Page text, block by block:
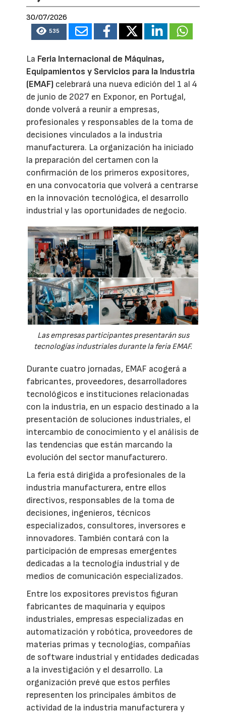
30/07/2026
535
La Feria Internacional de Máquinas,
Equipamientos y Servicios para la Industria
(EMAF) celebrará una nueva edición del 1 al 4
de junio de 2027 en Exponor, en Portugal,
donde volverá a reunir a empresas,
profesionales y responsables de la toma de
decisiones vinculados a la industria
manufacturera. La organización ha iniciado
la preparación del certamen con la
confirmación de los primeros expositores,
en una convocatoria que volverá a centrarse
en la innovación tecnológica, el desarrollo
industrial y las oportunidades de negocio.
Las empresas participantes presentarán sus
tecnologías industriales durante la feria EMAF.
Durante cuatro jornadas, EMAF acogerá a
fabricantes, proveedores, desarrolladores
tecnológicos e instituciones relacionadas
con la industria, en un espacio destinado a la
presentación de soluciones industriales, el
intercambio de conocimiento y el análisis de
las tendencias que están marcando la
evolución del sector manufacturero.
La feria está dirigida a profesionales de la
industria manufacturera, entre ellos
directivos, responsables de la toma de
decisiones, ingenieros, técnicos
especializados, consultores, inversores e
innovadores. También contará con la
participación de empresas emergentes
dedicadas a la tecnología industrial y de
medios de comunicación especializados.
Entre los expositores previstos figuran
fabricantes de maquinaria y equipos
industriales, empresas especializadas en
automatización y robótica, proveedores de
materias primas y tecnologías, compañías
de software industrial y entidades dedicadas
a la investigación y el desarrollo. La
organización prevé que estos perfiles
representen los principales ámbitos de
actividad de la industria manufacturera y